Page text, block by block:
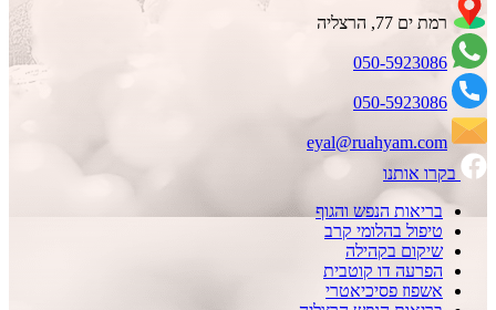
רמת ים 77, הרצליה
050-5923086
050-5923086
eyal@ruahyam.com
בקרו אותנו
בריאות הנפש והגוף
טיפול בהלומי קרב
שיקום בקהילה
הפרעה דו קוטבית
אשפוז פסיכיאטרי